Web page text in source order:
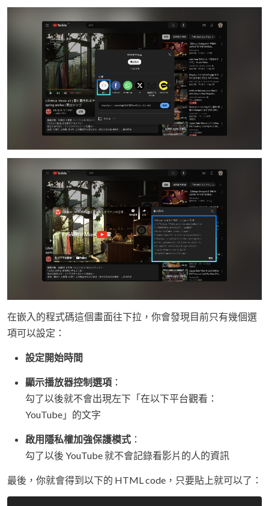
在嵌入的程式碼這個畫面往下拉，你會發現目前只有幾個選
項可以設定：
設定開始時間
顯示播放器控制選項 ：
勾了以後就不會出現左下「在以下平台觀看：
YouTube」的文字
啟用隱私權加強保護模式 ：
勾了以後 YouTube 就不會記錄看影片的人的資訊
最後，你就會得到以下的 HTML code，只要貼上就可以了：